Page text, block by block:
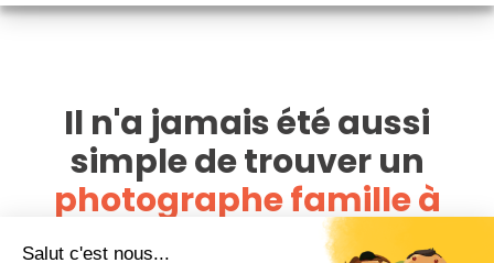
Il n'a jamais été aussi
simple de trouver un
photographe famille à
Sartrouville